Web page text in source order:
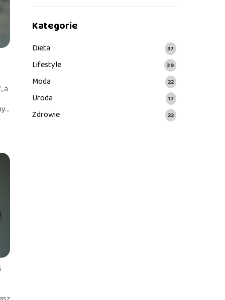
a
Kategorie
Dieta 37
Lifestyle 39
Moda 22
Uroda 17
Zdrowie 22